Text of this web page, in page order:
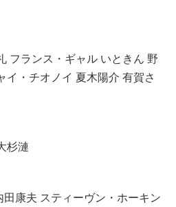
フランス・ギャル いときん 野
イ・チオノイ 夏木陽介 有賀さ
杉漣
田康夫 スティーヴン・ホーキン